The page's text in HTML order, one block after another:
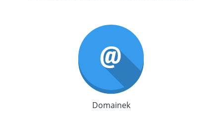
Domainek